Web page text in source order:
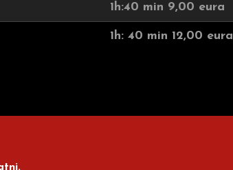
1h:40 min 9,00 eura
1h: 40 min 12,00 eura